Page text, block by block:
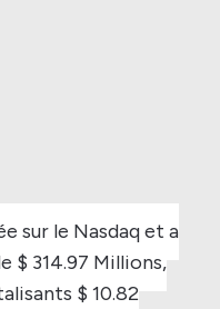
sur le Nasdaq et a
$ 314.97 Millions,
$ 10.82